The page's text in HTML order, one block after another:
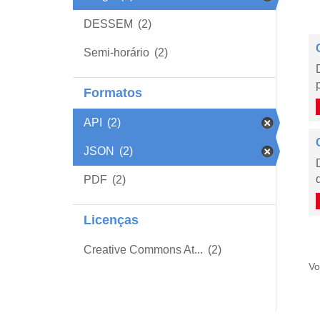
DESSEM (2)
Semi-horário (2)
Formatos
API (2)
JSON (2)
PDF (2)
Licenças
Creative Commons At... (2)